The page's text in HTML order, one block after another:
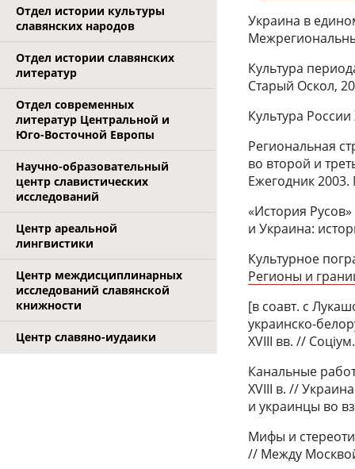
Отдел истории культуры
славянских народов
Отдел истории славянских
литератур
Отдел современных
литератур Центральной и
Юго-Восточной Европы
Научно-образовательный
центр славистических
исследований
Центр ареальной
лингвистики
Центр междисциплинарных
исследований славянской
книжности
Центр славяно-иудаики
Украина в
Культура
Старый Оскол,
Культура
Региональная
во второй и
Ежегодник 2003.
«История
и Украина:
Культурное
Регионы и
[в соавт. с
украинско-
XVIII вв. //
Канальные
XVIII в. //
и украинцы во
Мифы и
// Между